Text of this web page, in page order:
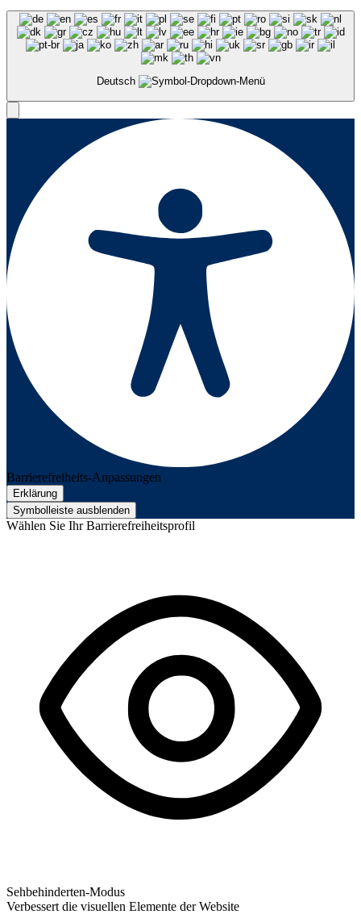
Deutsch
Barrierefreiheits-Anpassungen
Erklärung
Symbolleiste ausblenden
Wählen Sie Ihr Barrierefreiheitsprofil
Sehbehinderten-Modus
Verbessert die visuellen Elemente der Website